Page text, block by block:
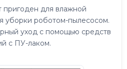
пригоден для влажной
уборки роботом-пылесосом.
уход с помощью средств
с ПУ-лаком.